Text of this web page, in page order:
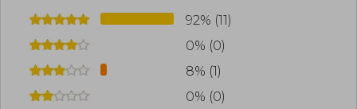
92% (11)
0% (0)
8% (1)
0% (0)